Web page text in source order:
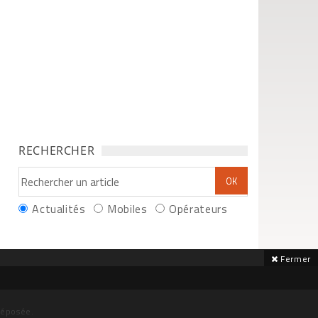
RECHERCHER
Actualités Mobiles Opérateurs
Fermer